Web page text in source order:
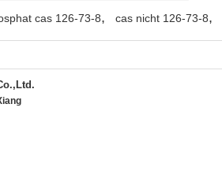
cas 126-73-8, cas nicht 126-73-8,